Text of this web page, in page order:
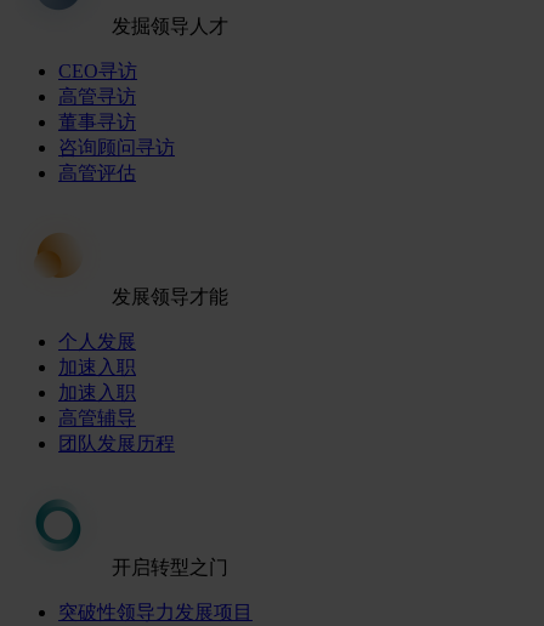
发掘领导人才
CEO寻访
高管寻访
董事寻访
咨询顾问寻访
高管评估
发展领导才能
个人发展
加速入职
加速入职
高管辅导
团队发展历程
开启转型之门
突破性领导力发展项目